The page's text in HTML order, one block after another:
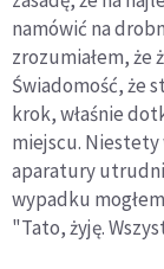
namówić na
zrozumiałem, że
Świadomość, że
krok, właśnie
miejscu.
aparatury
wypadku
"Tato, żyję.